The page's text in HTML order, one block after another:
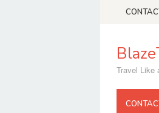
Travel Like